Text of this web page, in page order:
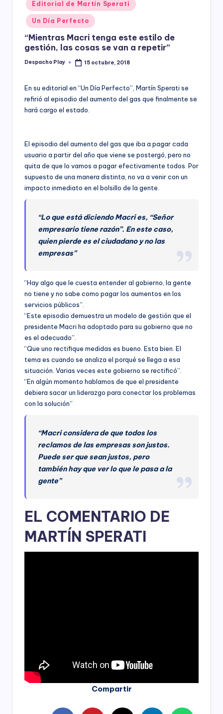
y
in
Editorial de Martín Sperati
Un Día Perfecto
“Mientras Macri tenga este estilo de
gestión, las cosas se van a repetir”
Posted
Despacho Play 15 octubre, 2018
En su editorial en “Un Día Perfecto”, Martín Sperati se
refirió al episodio del aumento del gas que finalmente se
hará cargo el estado.
El episodio del aumento del gas que iba a pagar cada
usuario a partir del año que viene se postergó, pero no
quita de que lo vamos a pagar efectivamente todos. Por
supuesto de una manera distinta, no va a venir con un
impacto inmediato en el bolsillo de la gente.
“Lo que está diciendo Macri es, “Señor
empresario tiene razón”. En este caso,
quien pierde es el ciudadano y no las
empresas”
“Hay algo que le cuesta entender al gobierno, la gente
no tiene y no sabe como pagar los aumentos en los
servicios públicos”.
“Este episodio demuestra un modelo de gestión que el
presidente Macri ha adoptado para su gobierno que no
es el adecuado”.
“Que uno rectifique medidas es bueno. Esta bien. El
tema es cuando se analiza el porqué se llega a esa
situación. Varias veces este gobierno se rectificó”.
“En algún momento hablamos de que el presidente
debiera sacar un liderazgo para conectar los problemas
con la solución”
“Macri considera de que todos los
reclamos de las empresas son justos.
Puede ser que sean justos, pero
también hay que ver lo que le pasa a la
gente”
EL COMENTARIO DE
MARTÍN SPERATI
Compartir